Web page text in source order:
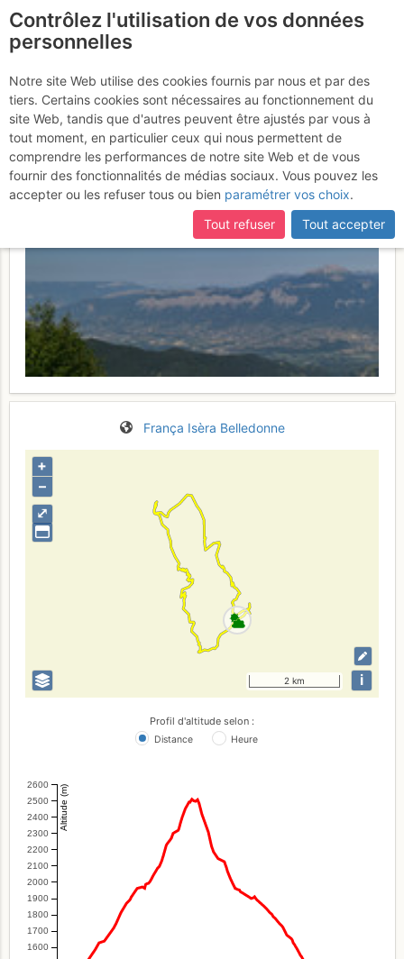
Grand i Petit Replomb:
cara W > aresta SW >
corredor SW
Dimanche 18 juin 2017
França Isèra Belledonne
⤢
+
–
2 km i
Profil d'altitude selon :
Distance Heure
1600
1700
1800
1900
2000
2100
2200
2300
2400
2500
2600 Altitude (m)
Contrôlez l'utilisation de vos données
personnelles
Notre site Web utilise des cookies fournis par nous et par des
tiers. Certains cookies sont nécessaires au fonctionnement du
site Web, tandis que d'autres peuvent être ajustés par vous à
tout moment, en particulier ceux qui nous permettent de
comprendre les performances de notre site Web et de vous
fournir des fonctionnalités de médias sociaux. Vous pouvez les
accepter ou les refuser tous ou bien paramétrer vos choix.
Tout refuser
Tout accepter